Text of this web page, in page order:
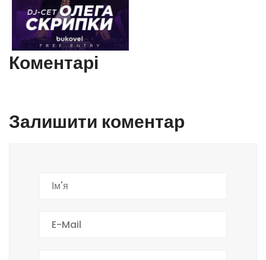
Коментарі
Залишити коментар